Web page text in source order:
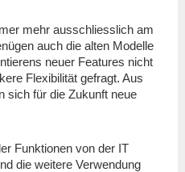
mehr ausschliesslich am
auch die alten Modelle
neuer Features nicht
Flexibilität gefragt. Aus
sich für die Zukunft neue
Funktionen von der IT
die weitere Verwendung